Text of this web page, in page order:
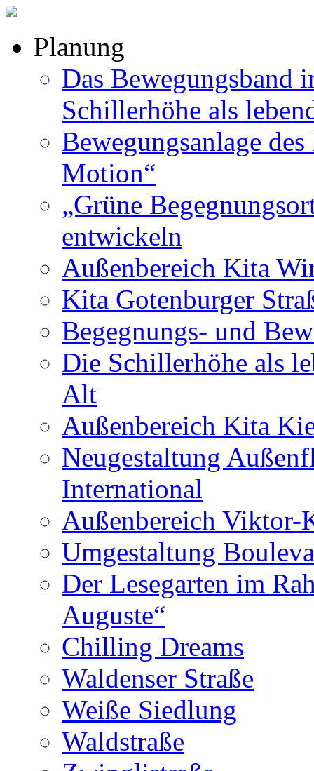
Planung
Das Bewegungsband
Schillerhöhe als
Bewegungsanlage
Motion“
„Grüne
entwickeln
Außenbereich Kita
Kita Gotenburger
Begegnungs- und
Die Schillerhöhe als
Alt
Außenbereich Kita
Neugestaltung
International
Außenbereich Viktor-
Umgestaltung
Der Lesegarten im
Auguste“
Chilling Dreams
Waldenser Straße
Weiße Siedlung
Waldstraße